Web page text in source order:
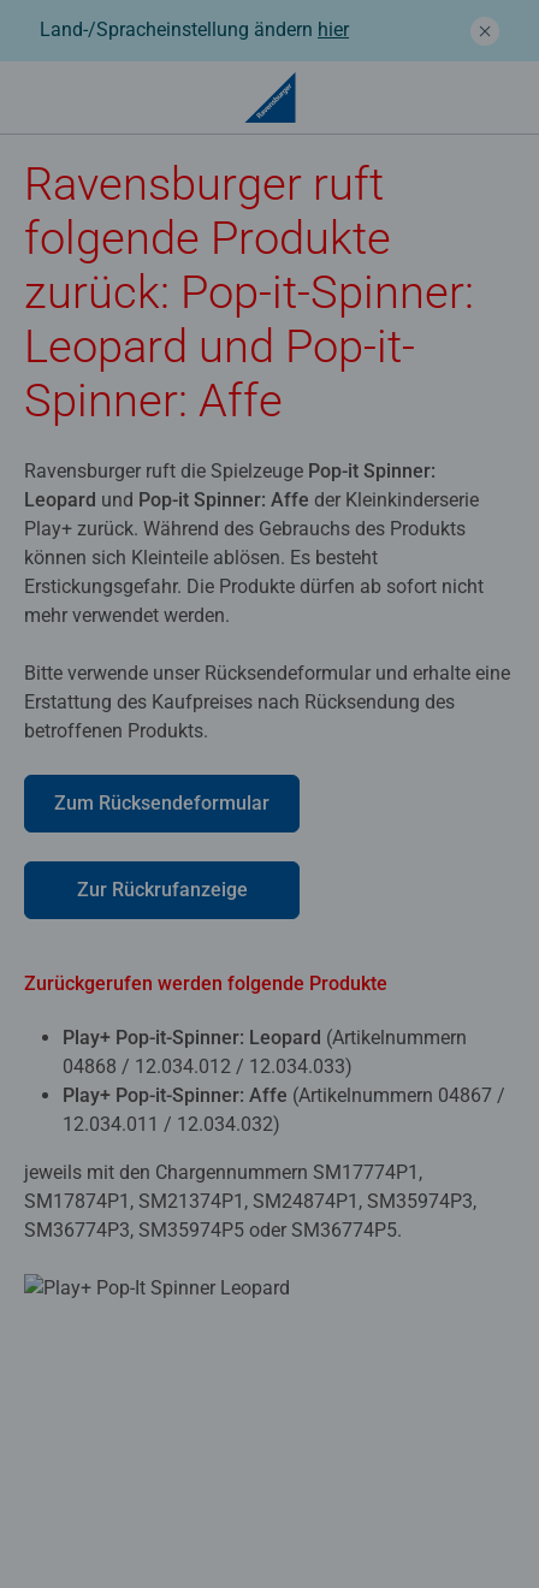
Land-/Spracheinstellung ändern hier
Ravensburger ruft
folgende Produkte
zurück: Pop-it-Spinner:
Leopard und Pop-it-
Spinner: Affe
Ravensburger ruft die Spielzeuge Pop-it Spinner:
Leopard und Pop-it Spinner: Affe der Kleinkinderserie
Play+ zurück. Während des Gebrauchs des Produkts
können sich Kleinteile ablösen. Es besteht
Erstickungsgefahr. Die Produkte dürfen ab sofort nicht
mehr verwendet werden.
Bitte verwende unser Rücksendeformular und erhalte eine
Erstattung des Kaufpreises nach Rücksendung des
betroffenen Produkts.
Zum Rücksendeformular
Zur Rückrufanzeige
Zurückgerufen werden folgende Produkte
Play+ Pop-it-Spinner: Leopard (Artikelnummern
04868 / 12.034.012 / 12.034.033)
Play+ Pop-it-Spinner: Affe (Artikelnummern 04867 /
12.034.011 / 12.034.032)
jeweils mit den Chargennummern SM17774P1,
SM17874P1, SM21374P1, SM24874P1, SM35974P3,
SM36774P3, SM35974P5 oder SM36774P5.